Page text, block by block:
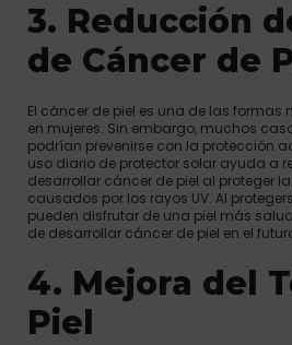
3. Reducción
de Cáncer de
El cáncer de piel es una de las
en mujeres. Sin embargo, muchos
podrían prevenirse con la protección
uso diario de protector solar ayuda a
desarrollar cáncer de piel al proteger
causados por los rayos UV. Al
pueden disfrutar de una piel más
de desarrollar cáncer de piel en el
4. Mejora del
Piel